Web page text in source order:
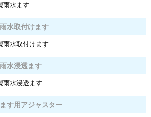
雨水ます
水取付けます
雨水取付けます
水浸透ます
雨水浸透ます
す用アジャスター